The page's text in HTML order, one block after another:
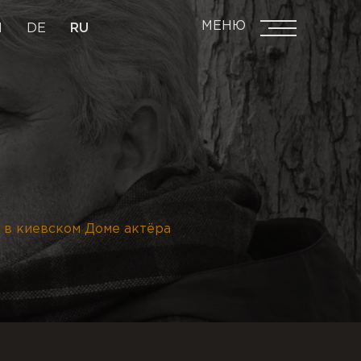
DE RU МЕНЮ
киевском Доме актёра